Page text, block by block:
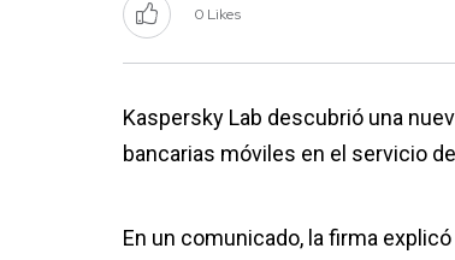
0 Likes
Kaspersky Lab descubrió una
bancarias móviles en el servicio
En un comunicado, la firma